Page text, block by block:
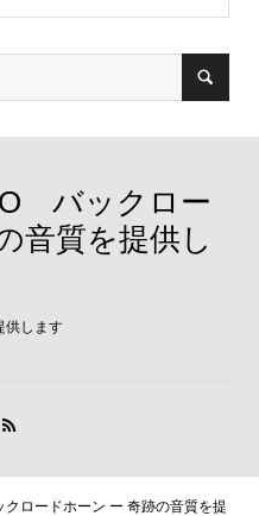
バックロー
音質を提供し
供します
ロードホーン ー 奇跡の音質を提